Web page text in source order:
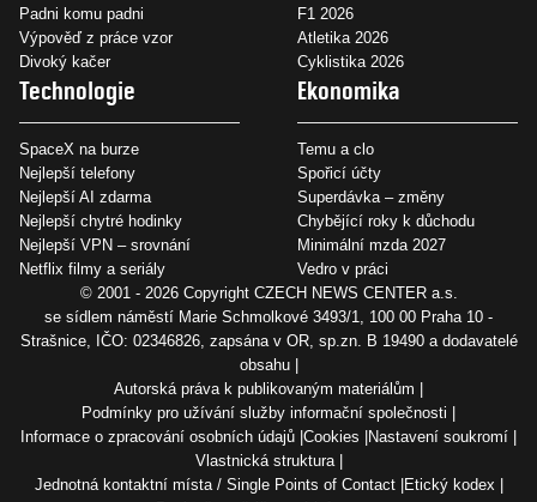
Padni komu padni
Výpověď z práce vzor
Divoký kačer
F1 2026
Atletika 2026
Cyklistika 2026
Technologie
SpaceX na burze
Nejlepší telefony
Nejlepší AI zdarma
Nejlepší chytré hodinky
Nejlepší VPN – srovnání
Netflix filmy a seriály
Ekonomika
Temu a clo
Spořicí účty
Superdávka – změny
Chybějící roky k důchodu
Minimální mzda 2027
Vedro v práci
© 2001 - 2026 Copyright CZECH NEWS CENTER a.s.
se sídlem náměstí Marie Schmolkové 3493/1, 100 00 Praha 10 -
Strašnice, IČO: 02346826, zapsána v OR, sp.zn. B 19490 a dodavatelé
obsahu
Autorská práva k publikovaným materiálům
Podmínky pro užívání služby informační společnosti
Informace o zpracování osobních údajů Cookies Nastavení soukromí
Vlastnická struktura
Jednotná kontaktní místa / Single Points of Contact Etický kodex